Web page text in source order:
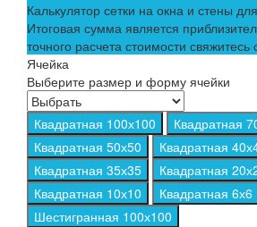
Калькулятор сетки на окна и стены
Итоговая сумма является
точного расчета стоимости свяжитесь
Ячейка
Выберите размер и форму ячейки
Квадратная 100х100
Квадратная
Квадратная 50х50
Квадратная
Квадратная 35х35
Квадратная
Квадратная 10х10
Квадратная 6х6
Шестигранная 100х100